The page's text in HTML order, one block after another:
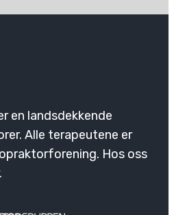
en landsdekkende
Alle terapeutene er
Hos oss